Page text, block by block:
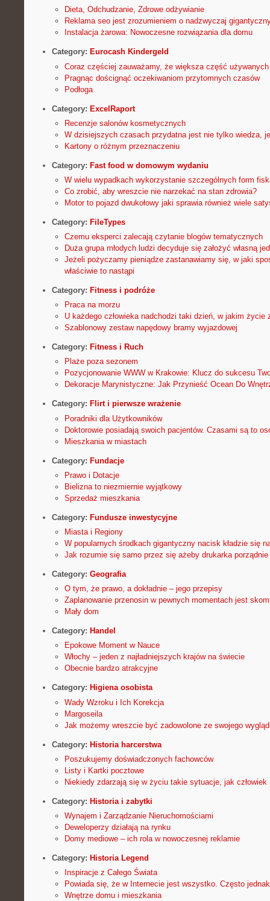
Dieta, Odchudzanie, Zdrowe odżywianie
Reklama seo jest zrozumieniem o nadzwyczaj
Instalacja żarowa: Nowoczesne rozwiązania dla domu
Category: Eurocash Kindergeld
Coraz częściej zauważamy, że większa część
Pragnąc doścignąć oczekiwaniom przytomnych czasów
Podłoga
Category: ExcelRaport
Recenzje salonów kosmetycznych
W dzisiejszych czasach przydatna jest nie tylko wiedza,
Kartony o różnym przeznaczeniu
Category: Fast food w domowym wydaniu
W wielu wypadkach wykorzystanie szczególnych form
Co zrobić, aby wreszcie nie narzekać na stan zdrowia?
Motor to pojazd dwukołowy jaki sprawia również wiele
Category: FileTypes
Czemu eksperci zalecają czytanie blogów tematycznych
Duża grupa młodych ludzi decyduje się założyć własną
Jeżeli pożyczamy pieniądze zastanawiamy się, w jaki
właściwie to nastąpi
Category: Fitness i podróże
Praca na morzu
U każdego człowieka nadchodzi taki dzień, w jakim życie
Szablonowy zestaw napędowy bramy wyjazdowej
Category: Fitness i Ruch
Plaże poza sezonem
Pozycjonowanie WWW w Krakowie: Klucz do sukcesu
Dekoracje Marynistyczne: Jak Przynieść Ocean Do
Category: Flirt i pierwsze wrażenie
Poradniki dla Użytkowników
Doktorowie posiadają swoich pacjentów. Czasami są to
Mieszkania w miastach
Category: Fundacje
Prawo i Dotacje
Bielizna to niezmiernie wyjątkowy
Sprzedaż mieszkania
Category: Fundusze inwestycyjne
Miasta i Regiony
W popularnych środkach gigantyczny nacisk kładzie się
Jak rozumie się samo przez się ażeby drukarka porządnie
Category: Geografia
O tym, że prawo, a dokładnie – jego przepisy
Zaplanowanie przenosin w pewnych momentach jest
Mały dom
Category: Handel
Epokowe Moment w Nauce
Włochy – jeden z najładniejszych krajów na świecie
Obecnie bardzo atrakcyjne
Category: Higiena osobista
Wady Wzroku i Ich Korekcja
Margoseila
Jak możemy wreszcie być zadowolone ze swojego
Category: Historia harcerstwa
Poszukujemy doświadczonych fachowców
Listy i Kartki pocztowe
Niekiedy zdarzają się w życiu takie sytuacje, jak człowiek
Category: Historia i zabytki
Wynajem i Zarządzanie Nieruchomościami
Deweloperzy działają na rynku
Domy mediowe – ich rola w nowoczesnej reklamie
Category: Historia Legend
Inspiracje z Całego Świata
Powiada się, że w Internecie jest wszystko. Często
Wnętrze domu i mieszkania